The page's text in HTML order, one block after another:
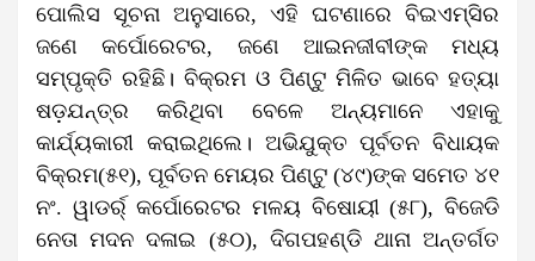
ପୋଲିସ ସୂଚନା ଅନୁସାରେ, ଏହି ଘଟଣାରେ ବିଇଏମ୍‌ସିର
ଜଣେ କର୍ପୋରେଟର, ଜଣେ ଆଇନଜୀବୀଙ୍କ ମଧ୍ୟ
ସମ୍ପୃକ୍ତି ରହିଛି। ବିକ୍ରମ ଓ ପିଣ୍ଟୁ ମିଳିତ ଭାବେ ହତ୍ୟା
ଷଡ଼ଯନ୍ତ୍ର କରିଥିବା ବେଳେ ଅନ୍ୟମାନେ ଏହାକୁ
କାର୍ଯ୍ୟକାରୀ କରାଇଥିଲେ। ଅଭିଯୁକ୍ତ ପୂର୍ବତନ ବିଧାୟକ
ବିକ୍ରମ(୫୧), ପୂର୍ବତନ ମେୟର ପିଣ୍ଟୁ (୪୯)ଙ୍କ ସମେତ ୪୧
ନଂ. ୱାଡର୍ର୍ କର୍ପୋରେଟର ମଳୟ ବିଷୋୟୀ (୫୮), ବିଜେଡି
ନେତା ମଦନ ଦଳାଇ (୫୦), ଦିଗପହଣ୍ଡି ଥାନା ଅନ୍ତର୍ଗତ